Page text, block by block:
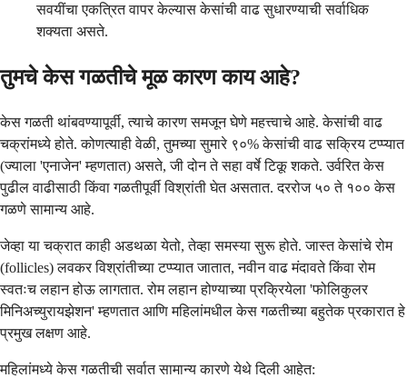
सवयींचा एकत्रित वापर केल्यास केसांची वाढ सुधारण्याची सर्वाधिक
शक्यता असते.
तुमचे केस गळतीचे मूळ कारण काय आहे?
केस गळती थांबवण्यापूर्वी, त्याचे कारण समजून घेणे महत्त्वाचे आहे. केसांची वाढ
चक्रांमध्ये होते. कोणत्याही वेळी, तुमच्या सुमारे ९०% केसांची वाढ सक्रिय टप्प्यात
(ज्याला 'एनाजेन' म्हणतात) असते, जी दोन ते सहा वर्षे टिकू शकते. उर्वरित केस
पुढील वाढीसाठी किंवा गळतीपूर्वी विश्रांती घेत असतात. दररोज ५० ते १०० केस
गळणे सामान्य आहे.
जेव्हा या चक्रात काही अडथळा येतो, तेव्हा समस्या सुरू होते. जास्त केसांचे रोम
(follicles) लवकर विश्रांतीच्या टप्प्यात जातात, नवीन वाढ मंदावते किंवा रोम
स्वतःच लहान होऊ लागतात. रोम लहान होण्याच्या प्रक्रियेला 'फोलिकुलर
मिनिअच्युरायझेशन' म्हणतात आणि महिलांमधील केस गळतीच्या बहुतेक प्रकारात हे
प्रमुख लक्षण आहे.
महिलांमध्ये केस गळतीची सर्वात सामान्य कारणे येथे दिली आहेत: